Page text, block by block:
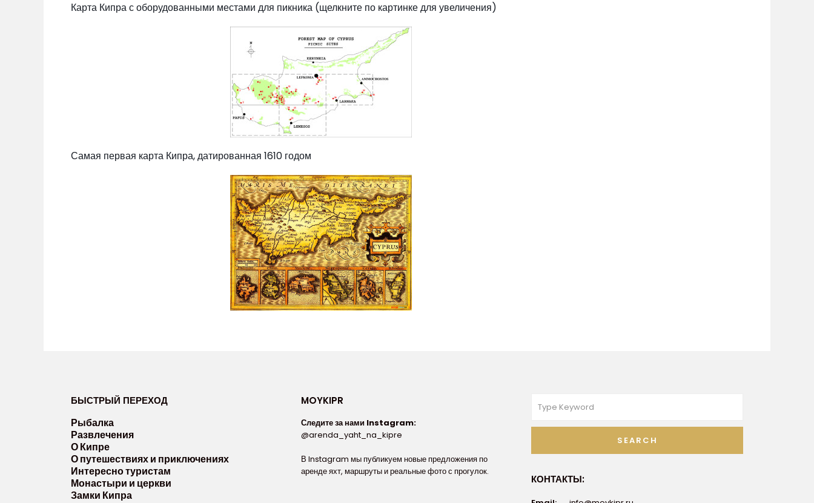
Карта Кипра с оборудованными местами для пикника (щелкните по картинке для увеличения)
Самая первая карта Кипра, датированная 1610 годом
БЫСТРЫЙ ПЕРЕХОД
Рыбалка
Развлечения
О Кипре
О путешествиях и приключениях
Интересно туристам
Монастыри и церкви
Замки Кипра
MOYKIPR
Следите за нами Instagram:
@arenda_yaht_na_kipre
В Instagram мы публикуем новые предложения по
аренде яхт, маршруты и реальные фото с прогулок.
SEARCH
КОНТАКТЫ: